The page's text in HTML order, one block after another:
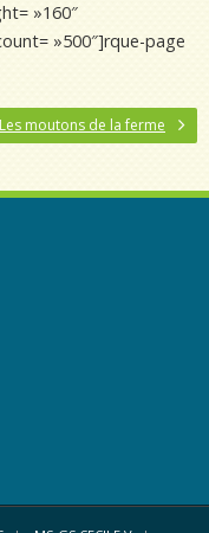
»160″
»500″]rque-page
Les moutons de la ferme